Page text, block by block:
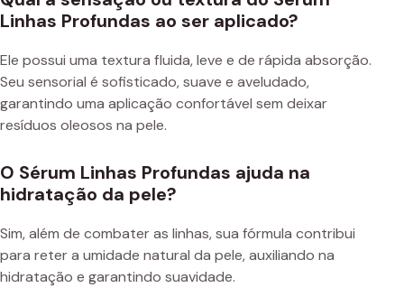
Linhas Profundas ao ser aplicado?
Ele possui uma textura fluida, leve e de rápida absorção.
Seu sensorial é sofisticado, suave e aveludado,
garantindo uma aplicação confortável sem deixar
resíduos oleosos na pele.
O Sérum Linhas Profundas ajuda na
hidratação da pele?
Sim, além de combater as linhas, sua fórmula contribui
para reter a umidade natural da pele, auxiliando na
hidratação e garantindo suavidade.